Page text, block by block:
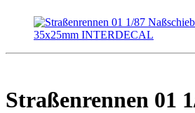
Straßenrennen 01